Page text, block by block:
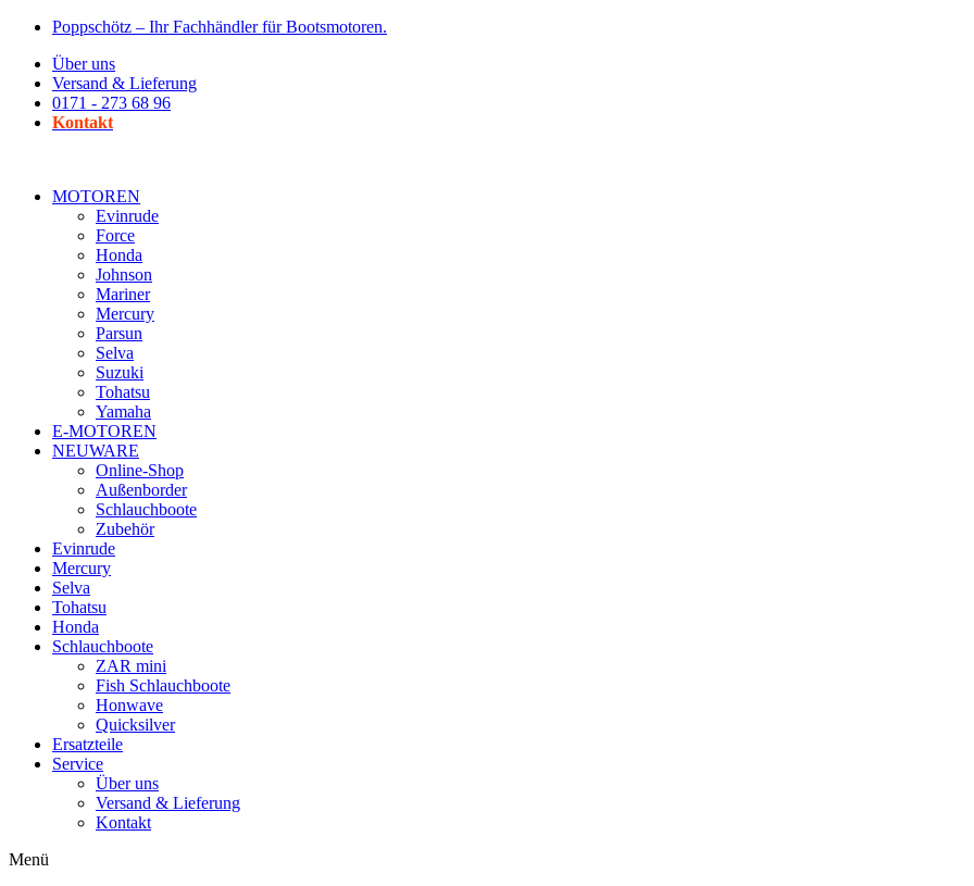
Zum
wechseln
Poppschötz – Ihr Fachhändler für Bootsmotoren.
Über uns
Versand & Lieferung
0171 - 273 68 96
Kontakt
MOTOREN
Evinrude
Force
Honda
Johnson
Mariner
Mercury
Parsun
Selva
Suzuki
Tohatsu
Yamaha
E-MOTOREN
NEUWARE
Online-Shop
Außenborder
Schlauchboote
Zubehör
Evinrude
Mercury
Selva
Tohatsu
Honda
Schlauchboote
ZAR mini
Fish Schlauchboote
Honwave
Quicksilver
Ersatzteile
Service
Über uns
Versand & Lieferung
Kontakt
Menü